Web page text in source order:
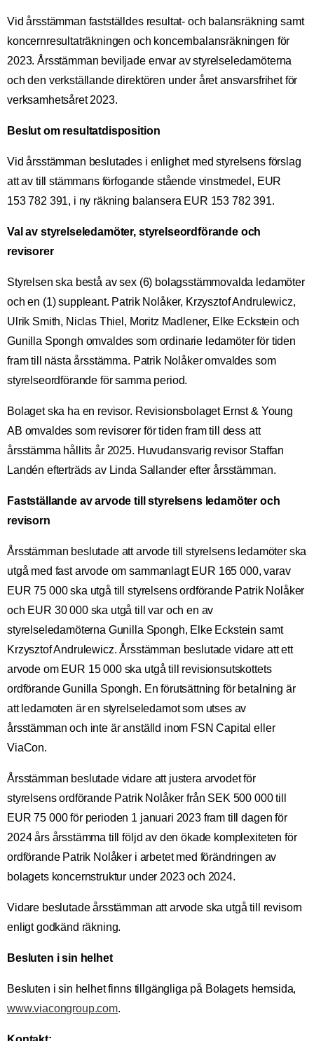
Vid årsstämman fastställdes resultat- och balansräkning samt
koncernresultaträkningen och koncernbalansräkningen för
2023. Årsstämman beviljade envar av styrelseledamöterna
och den verkställande direktören under året ansvarsfrihet för
verksamhetsåret 2023.
Beslut om resultatdisposition
Vid årsstämman beslutades i enlighet med styrelsens förslag
att av till stämmans förfogande stående vinstmedel, EUR
153 782 391, i ny räkning balansera EUR 153 782 391.
Val av styrelseledamöter, styrelseordförande och
revisorer
Styrelsen ska bestå av sex (6) bolagsstämmovalda ledamöter
och en (1) suppleant. Patrik Nolåker, Krzysztof Andrulewicz,
Ulrik Smith, Niclas Thiel, Moritz Madlener, Elke Eckstein och
Gunilla Spongh omvaldes som ordinarie ledamöter för tiden
fram till nästa årsstämma. Patrik Nolåker omvaldes som
styrelseordförande för samma period.
Bolaget ska ha en revisor. Revisionsbolaget Ernst & Young
AB omvaldes som revisorer för tiden fram till dess att
årsstämma hållits år 2025. Huvudansvarig revisor Staffan
Landén efterträds av Linda Sallander efter årsstämman.
Fastställande av arvode till styrelsens ledamöter och
revisorn
Årsstämman beslutade att arvode till styrelsens ledamöter ska
utgå med fast arvode om sammanlagt EUR 165 000, varav
EUR 75 000 ska utgå till styrelsens ordförande Patrik Nolåker
och EUR 30 000 ska utgå till var och en av
styrelseledamöterna Gunilla Spongh, Elke Eckstein samt
Krzysztof Andrulewicz. Årsstämman beslutade vidare att ett
arvode om EUR 15 000 ska utgå till revisionsutskottets
ordförande Gunilla Spongh. En förutsättning för betalning är
att ledamoten är en styrelseledamot som utses av
årsstämman och inte är anställd inom FSN Capital eller
ViaCon.
Årsstämman beslutade vidare att justera arvodet för
styrelsens ordförande Patrik Nolåker från SEK 500 000 till
EUR 75 000 för perioden 1 januari 2023 fram till dagen för
2024 års årsstämma till följd av den ökade komplexiteten för
ordförande Patrik Nolåker i arbetet med förändringen av
bolagets koncernstruktur under 2023 och 2024.
Vidare beslutade årsstämman att arvode ska utgå till revisorn
enligt godkänd räkning.
Besluten i sin helhet
Besluten i sin helhet finns tillgängliga på Bolagets hemsida,
www.viacongroup.com.